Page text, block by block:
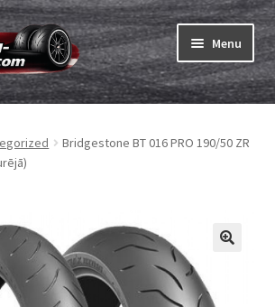
Menu
Expand
menu
Expand
Expand
Bridgestone BT 016 PRO 190/50 ZR